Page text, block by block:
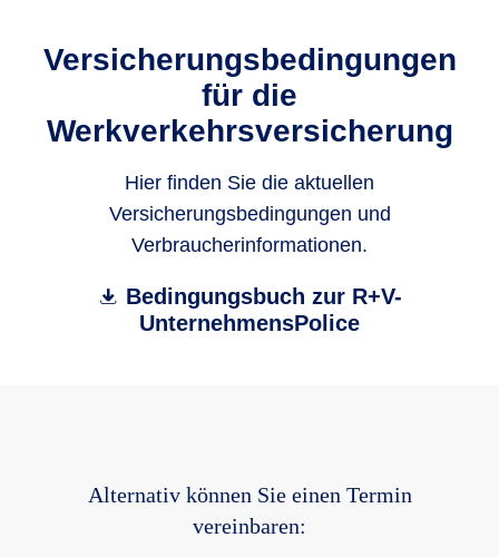
Versicherungsbedingungen
für die
Werkverkehrsversicherung
Hier finden Sie die aktuellen
Versicherungsbedingungen und
Verbraucherinformationen.
Bedingungsbuch zur R+V-
UnternehmensPolice
Alternativ können Sie einen Termin
vereinbaren: